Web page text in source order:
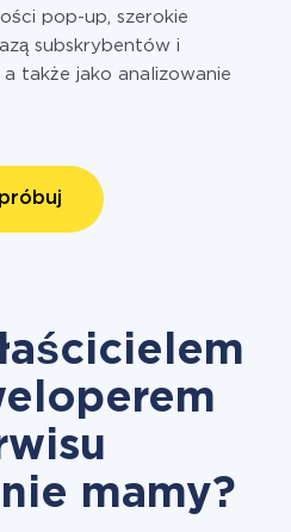
pop-up, szerokie
subskrybentów i
także jako analizowanie
mamy?